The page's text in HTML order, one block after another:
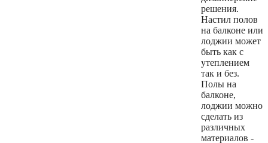
решения.
Настил полов
на балконе или
лоджии может
быть как с
утеплением
так и без.
Полы на
балконе,
лоджии можно
сделать из
различных
материалов -